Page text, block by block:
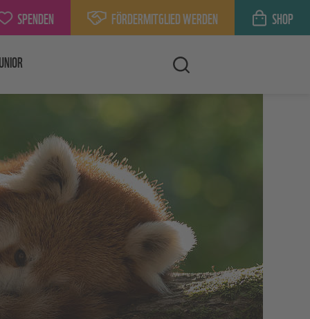
SPENDEN FÖRDERMITGLIED WERDEN SHOP